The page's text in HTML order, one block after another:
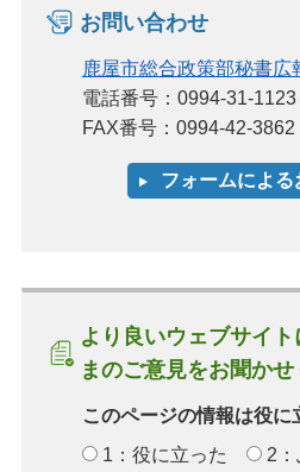
お問い合わせ
鹿屋市総合政策部秘書広
電話番号：0994-31-1123
FAX番号：0994-42-3862
より良いウェブサイ
まのご意見をお聞か
このページの情報は役に
1：役に立った
2：